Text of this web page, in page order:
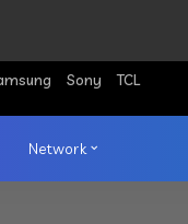
Sony
TCL
Network